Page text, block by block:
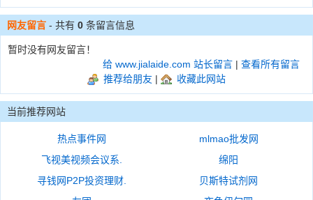
网友留言 - 共有 0 条留言信息
暂时没有网友留言！
给 www.jialaide.com 站长留言 | 查看所有留言
推荐给朋友 | 收藏此网站
当前推荐网站
热点事件网
mlmao批发网
飞视美视频会议系.
绵阳
寻钱网P2P投资理财.
贝斯特试剂网